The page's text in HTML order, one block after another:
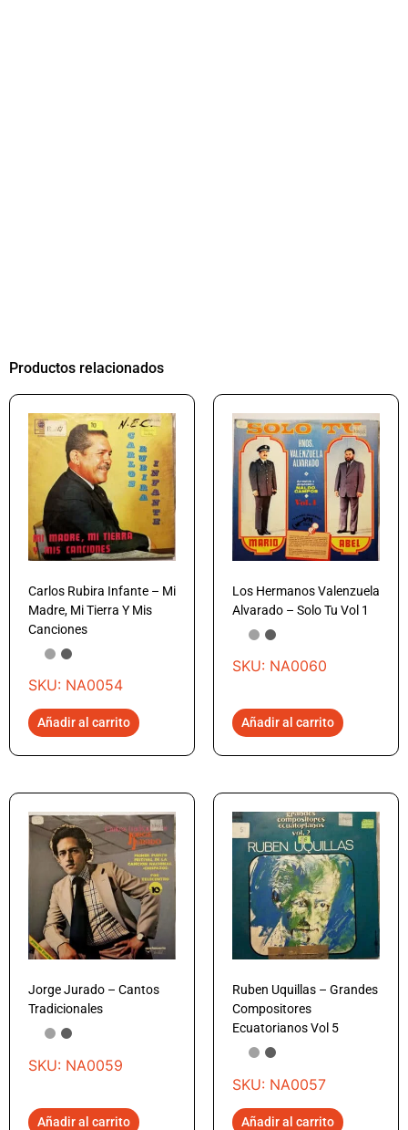
Productos relacionados
Carlos Rubira Infante – Mi
Madre, Mi Tierra Y Mis
Canciones
SKU: NA0054
Añadir al carrito
Los Hermanos Valenzuela
Alvarado – Solo Tu Vol 1
SKU: NA0060
Añadir al carrito
Jorge Jurado – Cantos
Tradicionales
SKU: NA0059
Añadir al carrito
Ruben Uquillas – Grandes
Compositores
Ecuatorianos Vol 5
SKU: NA0057
Añadir al carrito